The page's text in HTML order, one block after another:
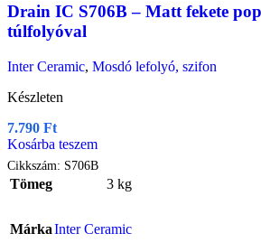
Drain IC S706B – Matt fekete
túlfolyóval
Inter Ceramic, Mosdó lefolyó, szifon
Készleten
7.790 Ft
Kosárba teszem
Cikkszám: S706B
Tömeg 3 kg
MárkaInter Ceramic